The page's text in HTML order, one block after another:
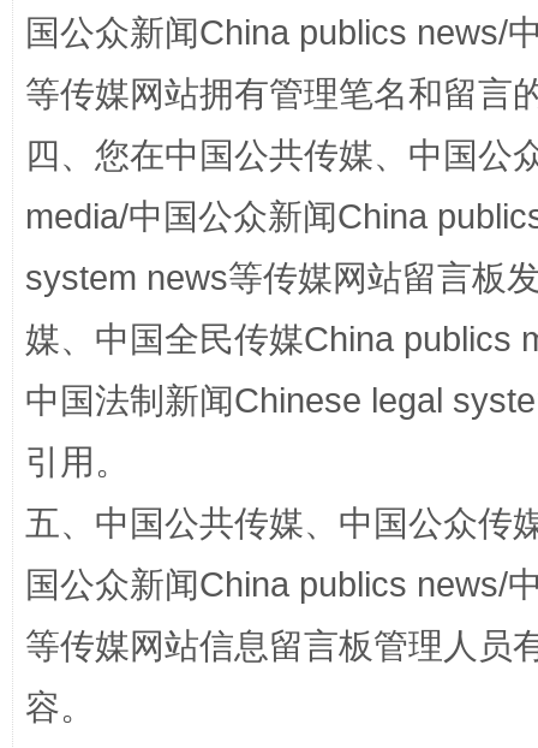
阿坝州三大球赛在茂县开幕 规模
国家大学科技园优化重塑工作
国公众新闻China publics news/
等传媒网站拥有管理笔名和留言
四、您在中国公共传媒、中国公
media/中国公众新闻China
system news等传媒网站留言板
媒、中国全民传媒China publics
中国法制新闻Chinese legal
引用。
五、中国公共传媒、中国公众传
国公众新闻China publics news/
等传媒网站信息留言板管理人员
容。